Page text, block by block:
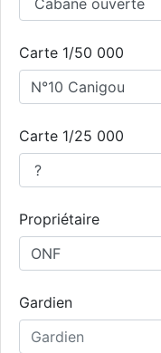
Carte 1/50 000
Carte 1/25 000
Propriétaire
Gardien